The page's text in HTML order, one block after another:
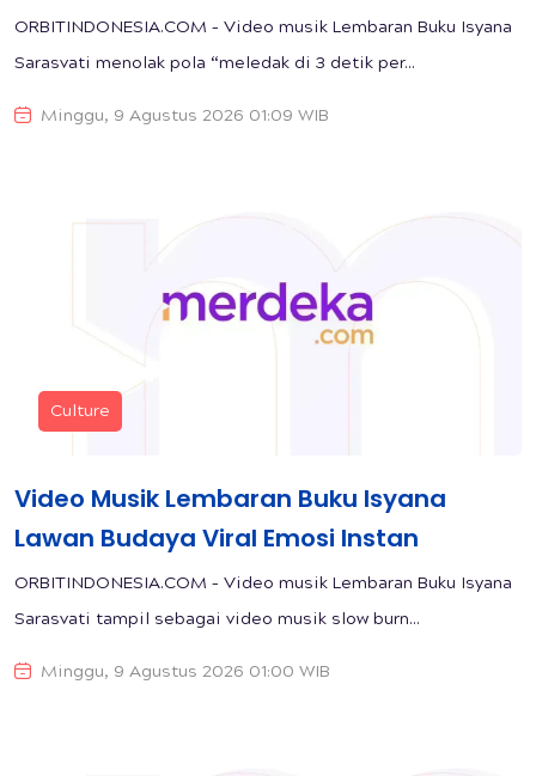
ORBITINDONESIA.COM – Video musik Lembaran Buku Isyana
Sarasvati menolak pola “meledak di 3 detik per...
Minggu, 9 Agustus 2026 01:09 WIB
Culture
Video Musik Lembaran Buku Isyana
Lawan Budaya Viral Emosi Instan
ORBITINDONESIA.COM – Video musik Lembaran Buku Isyana
Sarasvati tampil sebagai video musik slow burn...
Minggu, 9 Agustus 2026 01:00 WIB